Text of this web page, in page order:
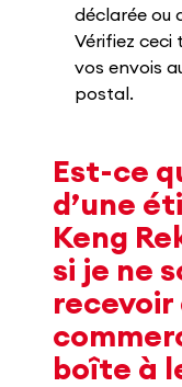
déclarée ou
Vérifiez ceci
vos envois
postal.
Est-ce
d’une
Keng
si je ne
recevoir
boîte à